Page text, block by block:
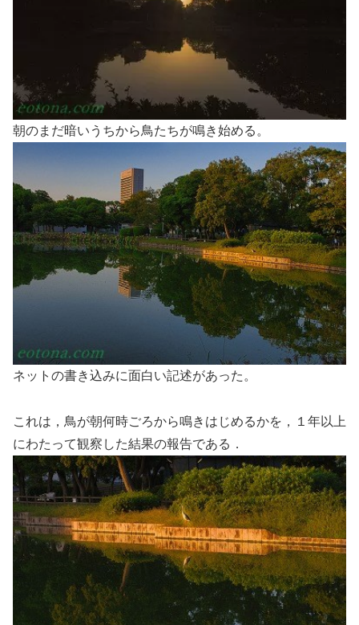
朝のまだ暗いうちから鳥たちが鳴き始める。
ネットの書き込みに面白い記述があった。
これは，鳥が朝何時ごろから鳴きはじめるかを，１年以上
にわたって観察した結果の報告である．